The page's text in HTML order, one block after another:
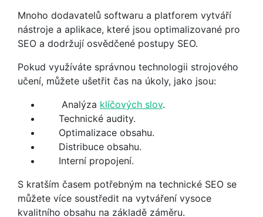
Mnoho dodavatelů softwaru a platforem vytváří
nástroje a aplikace, které jsou optimalizované pro
SEO a dodržují osvědčené postupy SEO.
Pokud využíváte správnou technologii strojového
učení, můžete ušetřit čas na úkoly, jako jsou:
Analýza klíčových slov.
Technické audity.
Optimalizace obsahu.
Distribuce obsahu.
Interní propojení.
S kratším časem potřebným na technické SEO se
můžete více soustředit na vytváření vysoce
kvalitního obsahu na základě záměru.